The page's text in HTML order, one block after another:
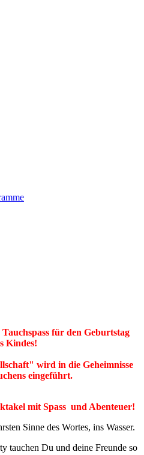
für den Geburtstag
Kindes!
wird in die Geheimnisse
eingeführt.
mit Spass und Abenteuer!
Sinne des Wortes, ins Wasser.
tauchen Du und deine Freunde so